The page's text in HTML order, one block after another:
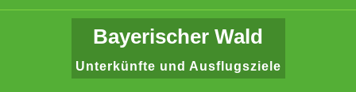
Zum
Bayerischer Wald
Unterkünfte und Ausflugsziele